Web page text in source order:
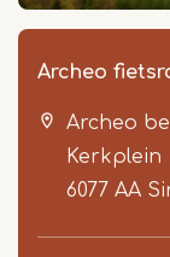
Archeo
Archeo
Kerkplein
6077 AA